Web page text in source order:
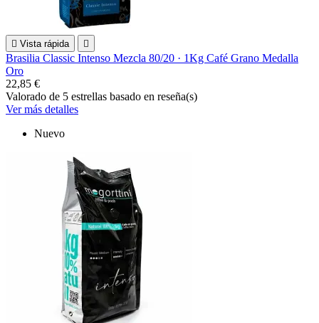
 Vista rápida 
Brasilia Classic Intenso Mezcla 80/20 · 1Kg Café Grano Medalla
Oro
22,85 €
Valorado de 5 estrellas basado en reseña(s)
Ver más detalles
Nuevo